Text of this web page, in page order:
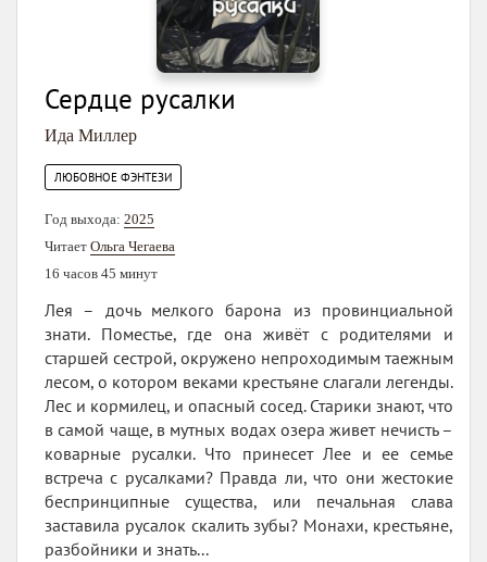
Сердце русалки
Ида Миллер
ЛЮБОВНОЕ ФЭНТЕЗИ
Год выхода: 2025
Читает Ольга Чегаева
16 часов 45 минут
Лея – дочь мелкого барона из провинциальной
знати. Поместье, где она живёт с родителями и
старшей сестрой, окружено непроходимым таежным
лесом, о котором веками крестьяне слагали легенды.
Лес и кормилец, и опасный сосед. Старики знают, что
в самой чаще, в мутных водах озера живет нечисть –
коварные русалки. Что принесет Лее и ее семье
встреча с русалками? Правда ли, что они жестокие
беспринципные существа, или печальная слава
заставила русалок скалить зубы? Монахи, крестьяне,
разбойники и знать...